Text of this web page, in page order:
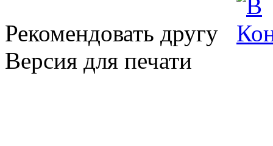
Рекомендовать другу
Версия для печати